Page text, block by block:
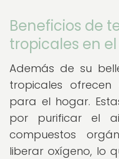
Beneficios de
tropicales en
Además de su
tropicales
para el hogar.
por purificar el
compuestos
liberar oxígeno, lo